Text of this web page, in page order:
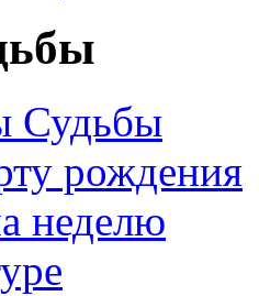
Судьбы
рождения
неделю